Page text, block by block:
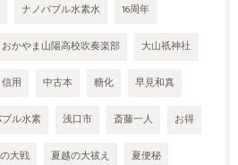
ナノバブル水素水 16周年
おかやま山陽高校吹奏楽部 大山祇神社
信用 中古本 糖化 早見和真
ル水素 浅口市 斎藤一人 お得
大戦 夏越の大祓え 夏便秘